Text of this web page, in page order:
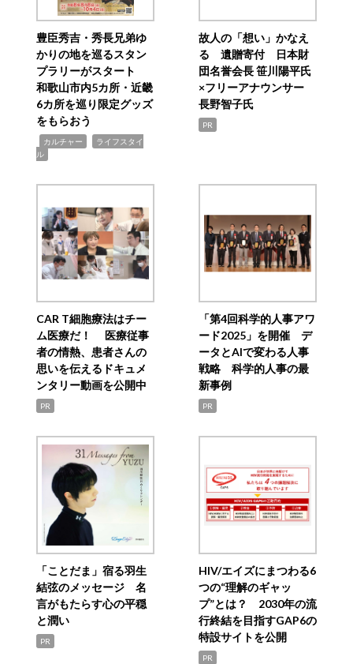
豊臣秀吉・秀長兄弟ゆ
かりの地を巡るスタン
プラリーがスタート
和歌山市内5カ所・近畿
6カ所を巡り限定グッズ
をもらおう
カルチャー
ライフスタイ
ル
故人の「想い」かなえ
る 遺贈寄付 日本財
団名誉会長 笹川陽平氏
×フリーアナウンサー
長野智子氏
PR
CAR T細胞療法はチー
ム医療だ！ 医療従事
者の情熱、患者さんの
思いを伝えるドキュメ
ンタリー動画を公開中
PR
「第4回科学的人事アワ
ード2025」を開催 デ
ータとAIで変わる人事
戦略 科学的人事の最
新事例
PR
「ことだま」宿る羽生
結弦のメッセージ 名
言がもたらす心の平穏
と潤い
PR
HIV/エイズにまつわる6
つの“理解のギャッ
プ”とは？ 2030年の流
行終結を目指すGAP6の
特設サイトを公開
PR